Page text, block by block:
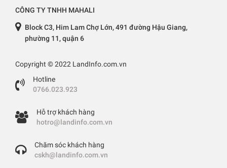
CÔNG TY TNHH MAHALI
Block C3, Him Lam Chợ Lớn, 491 đường Hậu Giang,
phường 11, quận 6
Copyright © 2022 LandInfo.com.vn
Hotline
0766.023.923
Hỗ trợ khách hàng
hotro@landinfo.com.vn
Chăm sóc khách hàng
cskh@landinfo.com.vn